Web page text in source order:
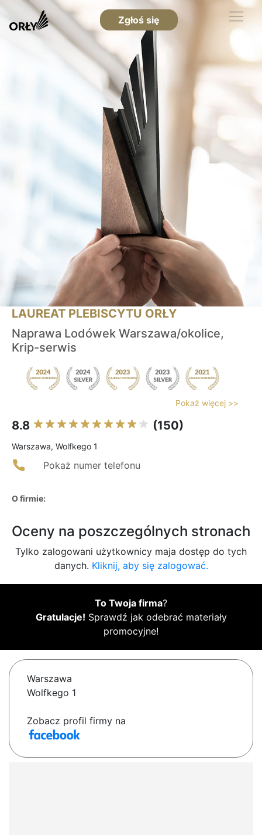
Zgłoś się
LAUREAT PLEBISCYTU ORŁY
Naprawa Lodówek Warszawa/okolice,
Krip-serwis
Pokaż więcej >>
8.8 (150)
Warszawa, Wolfkego 1
Pokaż numer telefonu
O firmie:
Oceny na poszczególnych stronach
Tylko zalogowani użytkownicy maja dostęp do tych
danych. Kliknij, aby się zalogować.
To Twoja firma?
Gratulacje! Sprawdź jak odebrać materiały
promocyjne!
Warszawa
Wolfkego 1
Zobacz profil firmy na